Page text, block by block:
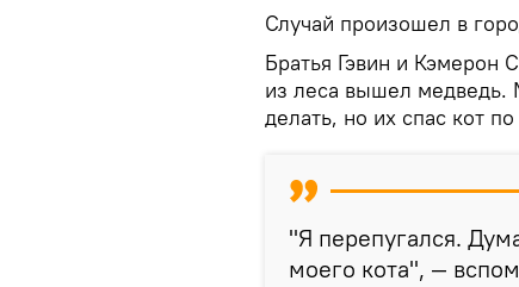
Случай произошел в
Братья Гэвин и Кэмерон
из леса вышел медведь.
делать, но их спас кот
"Я перепугался.
моего кота", —